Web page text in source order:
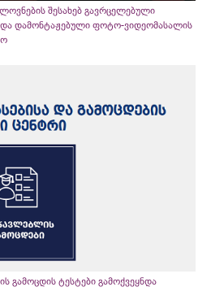
შესახებ გავრცელებული
და დამონტაჟებული ფოტო-ვიდეომასალის
გამოცდის ტესტები გამოქვეყნდა